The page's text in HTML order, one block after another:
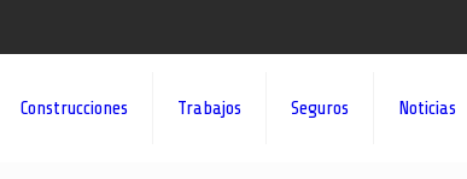
Construcciones Trabajos Seguros Noticias